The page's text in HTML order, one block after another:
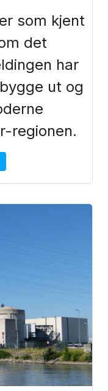
som kjent
det
har
ut og
regionen.